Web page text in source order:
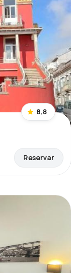
8,8
Reservar